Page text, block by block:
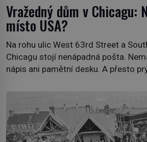
Vražedný dům v Chicagu:
místo USA?
Na rohu ulic West 63rd Street a
Chicagu stojí nenápadná pošta.
nápis ani pamětní desku. A přesto
sídlil sériový vrah H. H. Holmes a
past na lidi v dějinách americké
Webster Mudgett (1861–1896)